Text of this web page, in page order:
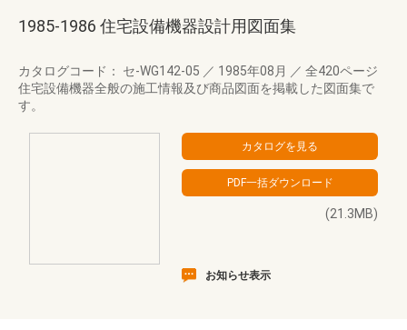
1985-1986 住宅設備機器設計用図面集
カタログコード： セ-WG142-05 ／ 1985年08月 ／ 全420ページ
住宅設備機器全般の施工情報及び商品図面を掲載した図面集で
す。
(21.3MB)
お知らせ表示